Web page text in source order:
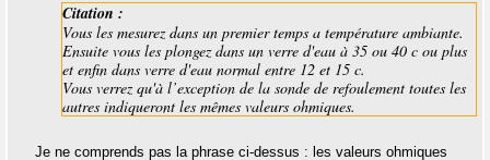
Citation :
Vous les mesurez dans un premier temps a température ambiante.
Ensuite vous les plongez dans un verre d'eau à 35 ou 40 c ou plus
et enfin dans verre d'eau normal entre 12 et 15 c.
Vous verrez qu'à l’exception de la sonde de refoulement toutes les
autres indiqueront les mêmes valeurs ohmiques.
Je ne comprends pas la phrase ci-dessus : les valeurs ohmiques